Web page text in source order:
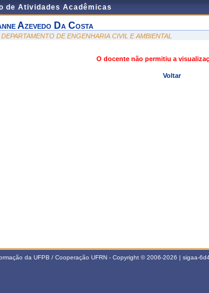
de Atividades Acadêmicas
Azevedo Da Costa
DE ENGENHARIA CIVIL E AMBIENTAL
O docente não permitiu a
Voltar
da UFPB / Cooperação UFRN - Copyright © 2006-2026 | sigaa-